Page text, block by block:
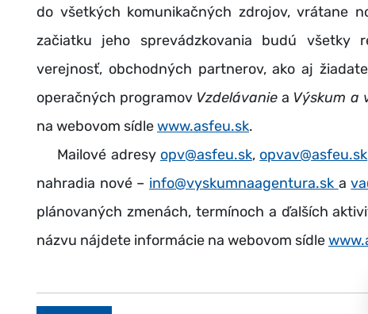
do všetkých komunikačných zdrojov, vrátane
začiatku jeho sprevádzkovania budú všetky
verejnosť, obchodných partnerov, ako aj
operačných programov Vzdelávanie a Výskum a
na webovom sídlewww.asfeu.sk.
Mailové adresy opv@asfeu.sk, opvav@asfeu.sk
nahradia nové – info@vyskumnaagentura.sk a
plánovaných zmenách, termínoch a ďalších
názvu nájdete informácie na webovom sídle